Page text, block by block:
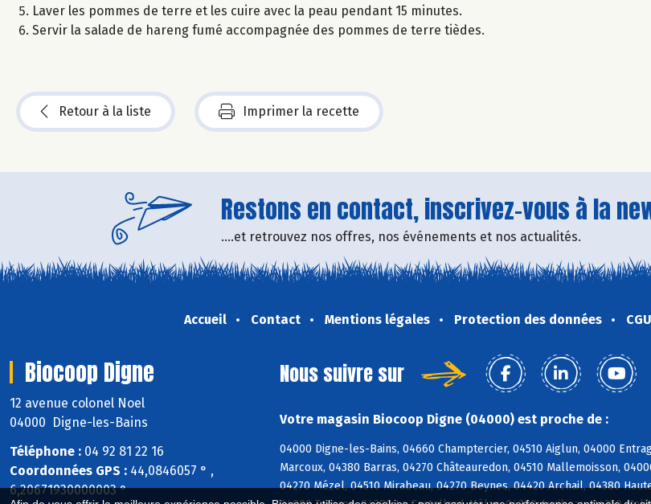
Laver les pommes de terre et les cuire avec la peau pendant 15 minutes.
Servir la salade de hareng fumé accompagnée des pommes de terre tièdes.
Retour à la liste Imprimer la recette
Restons en contact, inscrivez-vous à la
....et retrouvez nos offres, nos événements et nos actualités.
Accueil Contact Mentions légales Protection des données CGU
Biocoop Digne
12 avenue colonel Noel
04000 Digne-les-Bains
Téléphone : 04 92 81 22 16
Coordonnées GPS : 44,0846057 ° ,
6,20671930000003 °
Nous suivre sur
Votre magasin Biocoop Digne (04000) est proche de :
04000 Digne-les-Bains, 04660 Champtercier, 04510 Aiglun, 04000
Marcoux, 04380 Barras, 04270 Châteauredon, 04510 Mallemoisson,
04270 Mézel, 04510 Mirabeau, 04270 Beynes, 04420 Archail, 04380